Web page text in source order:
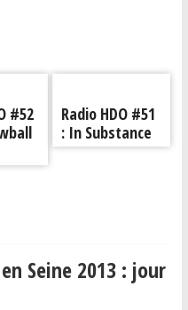
#52
Radio HDO #51
: In Substance
Seine 2013 : jour